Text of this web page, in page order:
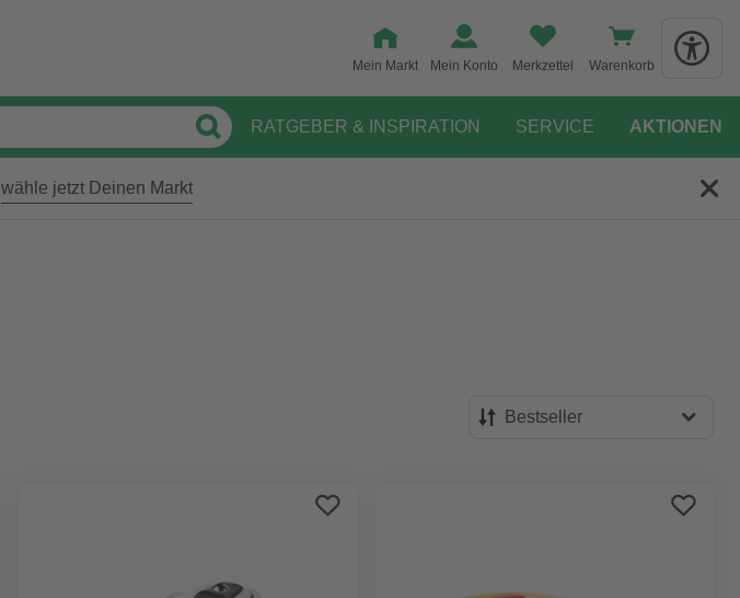
Mein Markt Mein Konto Merkzettel Warenkorb
RATGEBER & INSPIRATION SERVICE AKTIONEN
wähle jetzt Deinen Markt
Bestseller